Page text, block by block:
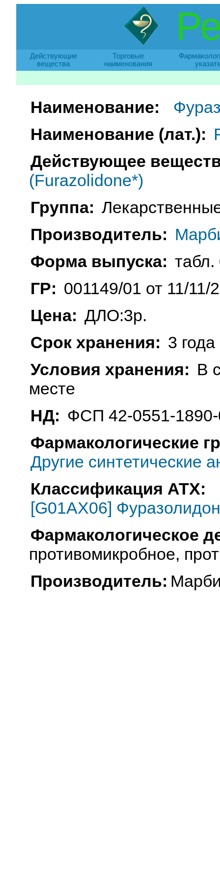
Действующие
вещества
Торговые
наименования
Наименование:
Наименование (лат.):
Действующее
(Furazolidone*)
Группа:
Производитель:
Форма выпуска: табл.
ГР: 001149/01 от 11/11/
Цена: ДЛО:3р.
Срок хранения: 3 года
Условия хранения: В
месте
НД: ФСП 42-0551-
Фармакологические
Другие синтетические
Классификация АТХ:
[G01AX06] Фуразолидон
Фармакологическое
противомикробное,
Производитель: